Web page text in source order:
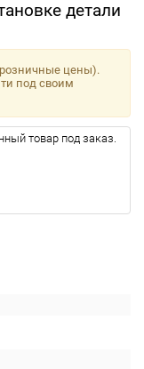
детали
розничные цены).
под своим
товар под заказ.